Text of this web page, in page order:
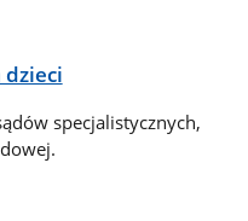
specjalistycznych,